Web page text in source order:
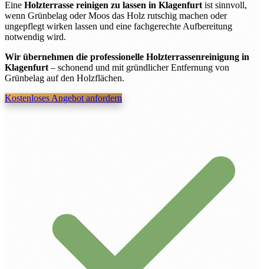
Eine Holzterrasse reinigen zu lassen in Klagenfurt ist sinnvoll,
wenn Grünbelag oder Moos das Holz rutschig machen oder
ungepflegt wirken lassen und eine fachgerechte Aufbereitung
notwendig wird.
Wir übernehmen die professionelle Holzterrassenreinigung in
Klagenfurt– schonend und mit gründlicher Entfernung von
Grünbelag auf den Holzflächen.
Kostenloses Angebot anfordern